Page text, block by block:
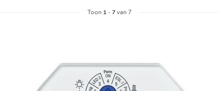
Toon 1 -7van 7